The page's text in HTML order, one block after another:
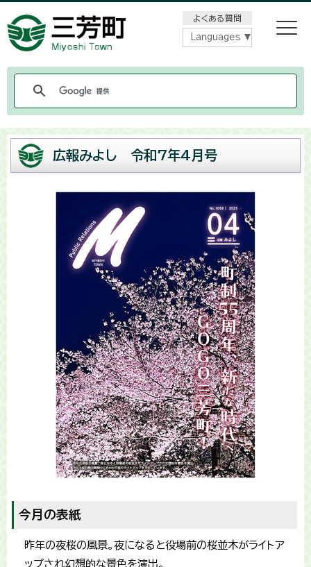
よくある質問
Languages
広報みよし 令和7年4月号
今月の表紙
昨年の夜桜の風景。夜になると役場前の桜並木がライトア
ップされ幻想的な景色を演出。